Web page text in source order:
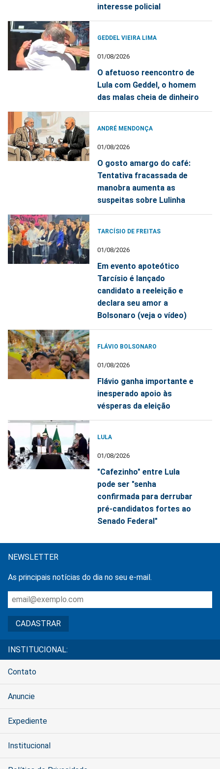
interesse policial
GEDDEL VIEIRA LIMA
01/08/2026
O afetuoso reencontro de
Lula com Geddel, o homem
das malas cheia de dinheiro
ANDRÉ MENDONÇA
01/08/2026
O gosto amargo do café:
Tentativa fracassada de
manobra aumenta as
suspeitas sobre Lulinha
TARCÍSIO DE FREITAS
01/08/2026
Em evento apoteótico
Tarcísio é lançado
candidato a reeleição e
declara seu amor a
Bolsonaro (veja o vídeo)
FLÁVIO BOLSONARO
01/08/2026
Flávio ganha importante e
inesperado apoio às
vésperas da eleição
LULA
01/08/2026
"Cafezinho" entre Lula
pode ser "senha
confirmada para derrubar
pré-candidatos fortes ao
Senado Federal"
NEWSLETTER
As principais notícias do dia no seu e-mail.
INSTITUCIONAL:
Contato
Anuncie
Expediente
Institucional